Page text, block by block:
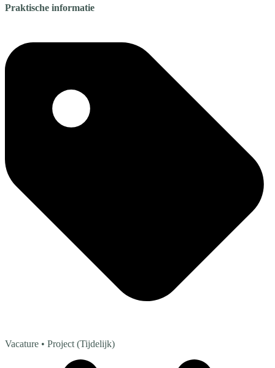
Praktische informatie
Vacature • Project (Tijdelijk)